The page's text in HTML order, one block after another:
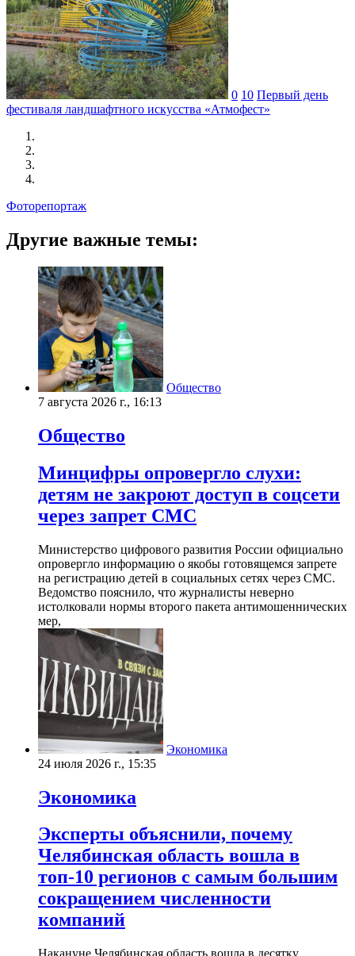
0 10 Первый день
фестиваля ландшафтного искусства «Атмофест»
Фоторепортаж
Другие важные темы:
Общество
7 августа 2026 г., 16:13
Общество
Минцифры опровергло слухи:
детям не закроют доступ в соцсети
через запрет СМС
Министерство цифрового развития России официально
опровергло информацию о якобы готовящемся запрете
на регистрацию детей в социальных сетях через СМС.
Ведомство пояснило, что журналисты неверно
истолковали нормы второго пакета антимошеннических
мер,
Экономика
24 июля 2026 г., 15:35
Экономика
Эксперты объяснили, почему
Челябинская область вошла в
топ-10 регионов с самым большим
сокращением численности
компаний